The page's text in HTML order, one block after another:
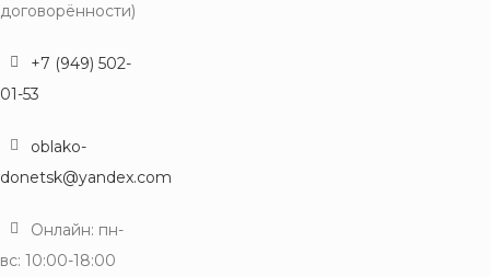
договорённости)
+7 (949) 502-
01-53
oblako-
donetsk@yandex.com
Онлайн: пн-
вс: 10:00-18:00